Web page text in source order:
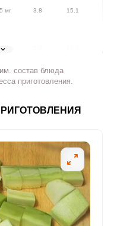
мг 3.8 15.1
мг
мг 1 4.1
41.1
мкг 2.4
состав блюда
приготовления.